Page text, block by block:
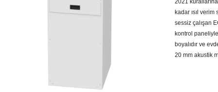
2021
kadar ısıl
sessiz çalışan
kontrol
boyalıdır ve
20 mm akustik